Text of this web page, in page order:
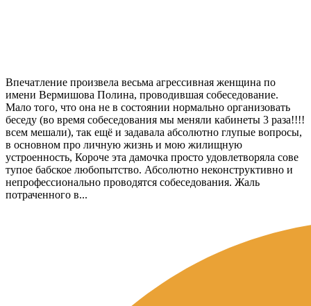
Впечатление произвела весьма агрессивная женщина по
имени Вермишова Полина, проводившая собеседование.
Мало того, что она не в состоянии нормально организовать
беседу (во время собеседования мы меняли кабинеты 3 раза!!!!
всем мешали), так ещё и задавала абсолютно глупые вопросы,
в основном про личную жизнь и мою жилищную
устроенность, Короче эта дамочка просто удовлетворяла сове
тупое бабское любопытство. Абсолютно неконструктивно и
непрофессионально проводятся собеседования. Жаль
потраченного в...